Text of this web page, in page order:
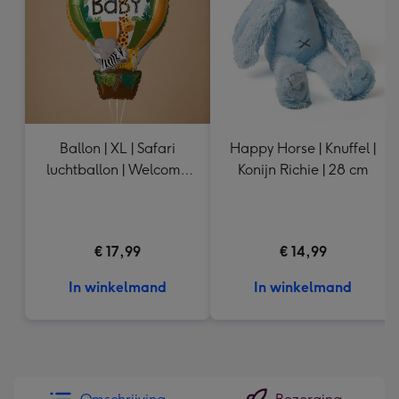
240
mm
Ballon | XL | Safari
luchtballon | Welcome
€ 17,99
In winkelmand
Happy Horse | Knuffel |
Konijn Richie | 28 cm
€ 14,99
In winkelmand